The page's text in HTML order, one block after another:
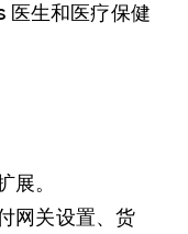
生和医疗保健
展。
网关设置、货